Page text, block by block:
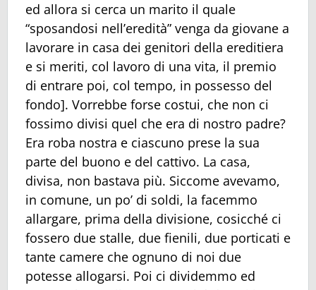
ed allora si cerca un marito il quale
“sposandosi nell’eredità” venga da giovane a
lavorare in casa dei genitori della ereditiera
e si meriti, col lavoro di una vita, il premio
di entrare poi, col tempo, in possesso del
fondo]. Vorrebbe forse costui, che non ci
fossimo divisi quel che era di nostro padre?
Era roba nostra e ciascuno prese la sua
parte del buono e del cattivo. La casa,
divisa, non bastava più. Siccome avevamo,
in comune, un po’ di soldi, la facemmo
allargare, prima della divisione, cosicché ci
fossero due stalle, due fienili, due porticati e
tante camere che ognuno di noi due
potesse allogarsi. Poi ci dividemmo ed